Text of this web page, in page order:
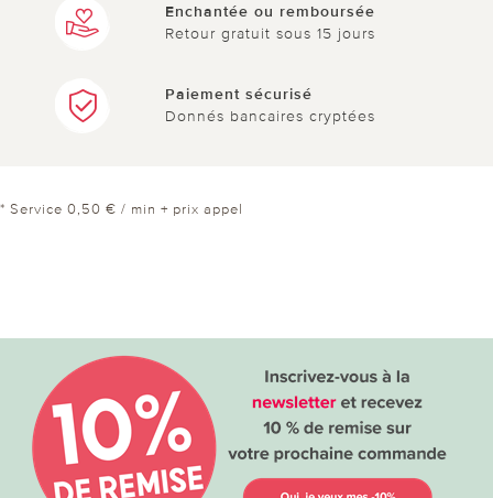
Enchantée ou remboursée
Retour gratuit sous 15 jours
Paiement sécurisé
Donnés bancaires cryptées
* Service 0,50 € / min + prix appel